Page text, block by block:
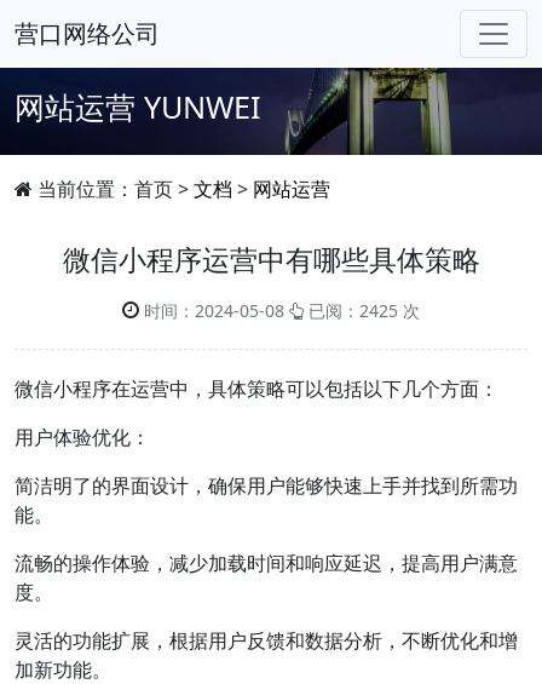
营口网络公司
网站运营 YUNWEI
当前位置： 首页>文档 > 网站运营
微信小程序运营中有哪些具体策略
时间：2024-05-08 已阅：2425 次
微信小程序在运营中，具体策略可以包括以下几个方面：
用户体验优化：
简洁明了的界面设计，确保用户能够快速上手并找到所需功
能。
流畅的操作体验，减少加载时间和响应延迟，提高用户满意
度。
灵活的功能扩展，根据用户反馈和数据分析，不断优化和增
加新功能。